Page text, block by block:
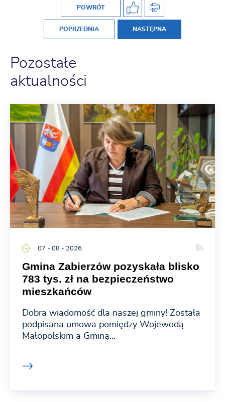
POWRÓT
POPRZEDNIA NASTĘPNA
Pozostałe
aktualności
07 - 08 - 2026
Gmina Zabierzów pozyskała blisko
783 tys. zł na bezpieczeństwo
mieszkańców
Dobra wiadomość dla naszej gminy! Została
podpisana umowa pomiędzy Wojewodą
Małopolskim a Gminą...